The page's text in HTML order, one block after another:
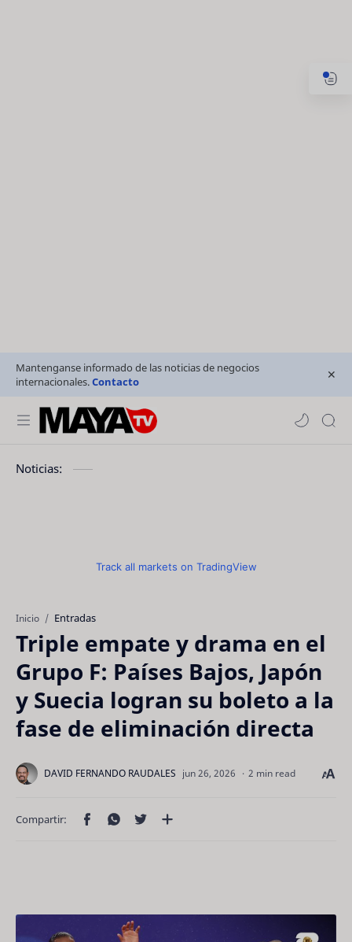
Mantenganse informado de las noticias de negocios
internacionales.Contacto
Noticias:
Track all markets on TradingView
Inicio Entradas
Triple empate y drama en el
Grupo F: Países Bajos, Japón
y Suecia logran su boleto a la
fase de eliminación directa
2 min read